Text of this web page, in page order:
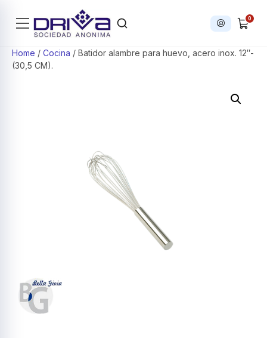
Iniciar
0
Home / Cocina / Batidor alambre para huevo, acero inox. 12″-
(30,5 CM).